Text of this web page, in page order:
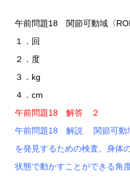
午前問題18 関節可動域〈
１．回
２．度
３．kg
４．cm
午前問題18 解答 ２
午前問題18 解説 関節可動
を発見するための検査。身体
状態で動かすことができる角